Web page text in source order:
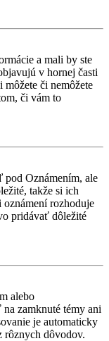
a mali by ste
v hornej časti
môžete či nemôžete
či vám to
pod Oznámením, ale
takže si ich
rozhoduje
pridávať dôležité
alebo
zamknuté témy ani
je automaticky
rôznych dôvodov.